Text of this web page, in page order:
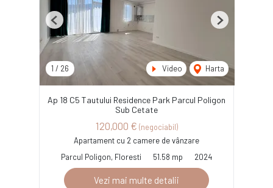
1 / 26 Video Harta
Previous Next
Ap 18 C5 Tautului Residence Park Parcul Poligon
Sub Cetate
120,000 € (negociabil)
Apartament cu 2 camere de vânzare
Parcul Poligon, Floresti
51.58 mp 2024
Vezi mai multe detalii